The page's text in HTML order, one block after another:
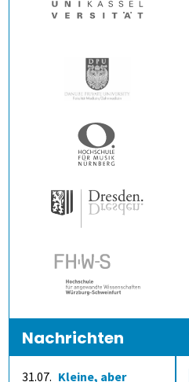
Nachrichten
31.07. Kleine, aber